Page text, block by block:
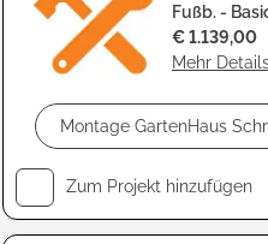
Fußb. -
Mehr
€ 1.139,00
Zum Projekt hinzufügen